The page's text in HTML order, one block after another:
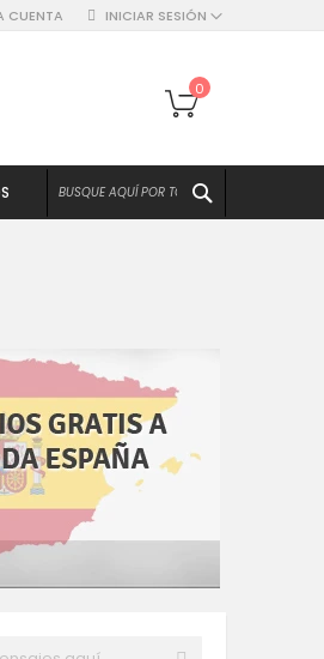
INICIAR SESIÓN
CUENTA
Mi cesta
0